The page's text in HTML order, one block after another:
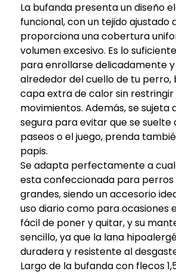
La bufanda presenta un diseño
funcional, con un tejido ajustado
proporciona una cobertura
volumen excesivo. Es lo
para enrollarse delicadamente
alrededor del cuello de tu perro,
capa extra de calor sin restringir
movimientos. Además, se sujeta
segura para evitar que se suelte
paseos o el juego, prenda
papis.
Se adapta perfectamente a
esta confeccionada para perros
grandes, siendo un accesorio
uso diario como para ocasiones
fácil de poner y quitar, y su
sencillo, ya que la lana
duradera y resistente al
Largo de la bufanda con flecos